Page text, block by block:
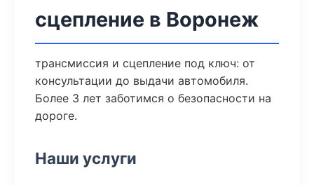
сцепление в Воронеж
трансмиссия и сцепление под ключ: от
консультации до выдачи автомобиля.
Более 3 лет заботимся о безопасности на
дороге.
Наши услуги